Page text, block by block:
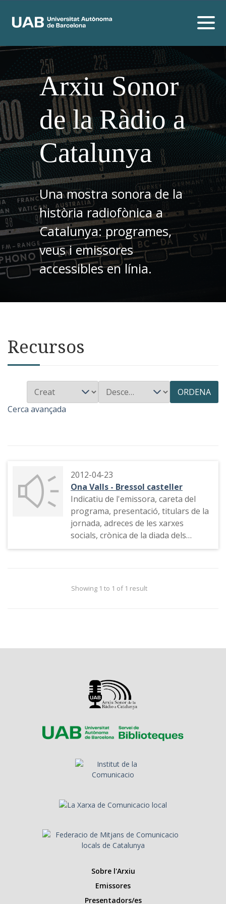
Arxiu Sonor
de la Ràdio a
Catalunya
Una mostra sonora de la
història radiofònica a
Catalunya: programes,
veus i emissores
accessibles en línia.
Recursos
ORDENA
Cerca avançada
2012-04-23
Ona Valls - Bressol casteller
Indicatiu de l'emissora, careta del
programa, presentació, titulars de la
jornada, adreces de les xarxes
socials, crònica de la diada dels
Bordegassos de Vilanova, entrevista
Showing 1 to 1 of 1 result
Sobre l'Arxiu
Emissores
Presentadors/es